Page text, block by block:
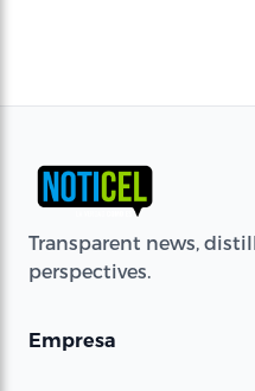
Transparent news,
perspectives.
Empresa